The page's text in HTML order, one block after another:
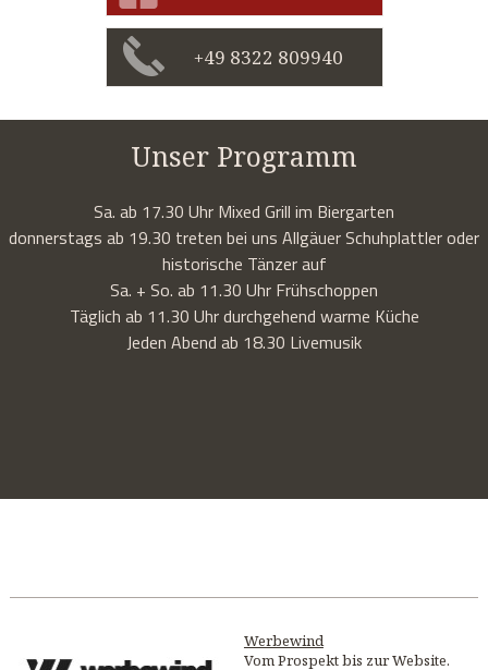
Unser Programm
Sa. ab 17.30 Uhr Mixed Grill im Biergarten
donnerstags ab 19.30 treten bei uns Allgäuer Schuhplattler oder
historische Tänzer auf
Sa. + So. ab 11.30 Uhr Frühschoppen
Täglich ab 11.30 Uhr durchgehend warme Küche
Jeden Abend ab 18.30 Livemusik
+49 8322 809940
Werbewind
Vom Prospekt bis zur Website.